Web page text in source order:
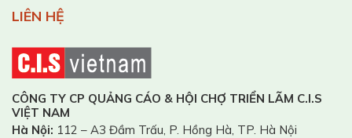
LIÊN HỆ
CÔNG TY CP QUẢNG CÁO & HỘI CHỢ TRIỂN LÃM C.I.S
VIỆT NAM
Hà Nội: 112 – A3 Đầm Trấu, P. Hồng Hà, TP. Hà Nội